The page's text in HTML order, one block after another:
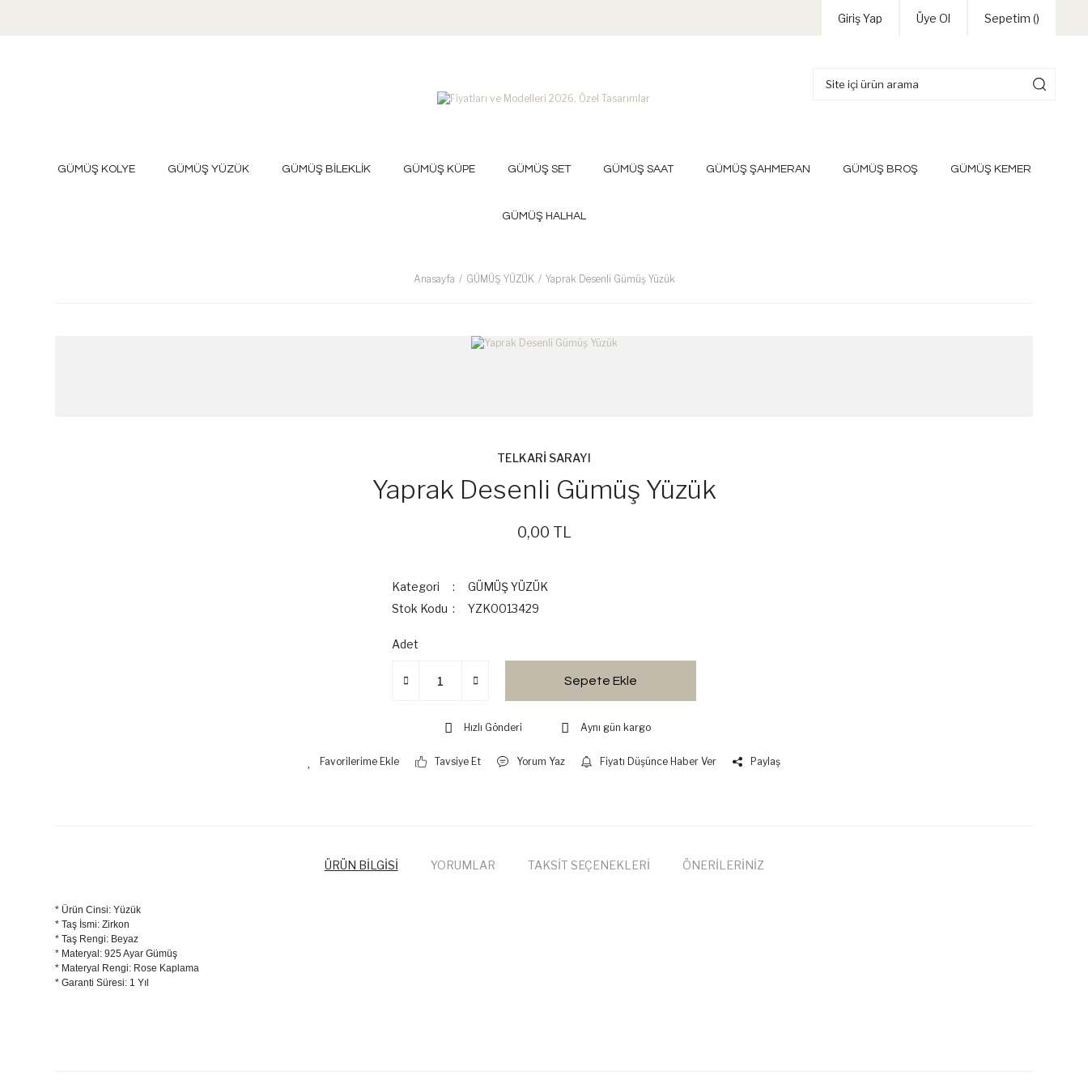
Giriş Yap Üye Ol Sepetim ()
GÜMÜŞ KOLYE GÜMÜŞ YÜZÜK GÜMÜŞ BİLEKLİK GÜMÜŞ KÜPE GÜMÜŞ SET GÜMÜŞ SAAT GÜMÜŞ ŞAHMERAN GÜMÜŞ BROŞ GÜMÜŞ KEMER
GÜMÜŞ HALHAL
Anasayfa GÜMÜŞ YÜZÜK Yaprak Desenli Gümüş Yüzük
TELKARİ SARAYI
Yaprak Desenli Gümüş Yüzük
0,00 TL
Kategori
GÜMÜŞ YÜZÜK
Stok Kodu
YZK0013429
Adet
Sepete Ekle
Hızlı Gönderi Aynı gün kargo
Tavsiye Et Yorum Yaz Fiyatı Düşünce Haber Ver Paylaş
ÜRÜN BİLGİSİ YORUMLAR TAKSİT SEÇENEKLERİ ÖNERİLERİNİZ
* Ürün Cinsi: Yüzük
* Taş İsmi: Zirkon
* Taş Rengi: Beyaz
* Materyal: 925 Ayar Gümüş
* Materyal Rengi: Rose Kaplama
* Garanti Süresi: 1 Yıl